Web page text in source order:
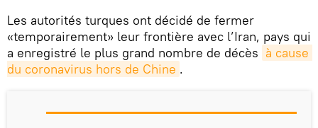
Les autorités turques ont décidé de fermer
«temporairement» leur frontière avec l’Iran, pays qui
a enregistré le plus grand nombre de décès à cause
du coronavirus hors de Chine .